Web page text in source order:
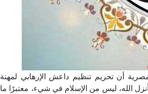
أن تحريم تنظيم داعش الإرهابي لمهنة
الله، ليس من الإسلام في شيء، معتبرًا ما